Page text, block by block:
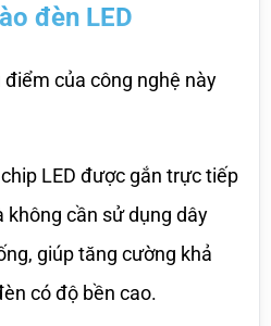
đèn LED
của công nghệ này
LED được gắn trực tiếp
không cần sử dụng dây
giúp tăng cường khả
có độ bền cao.